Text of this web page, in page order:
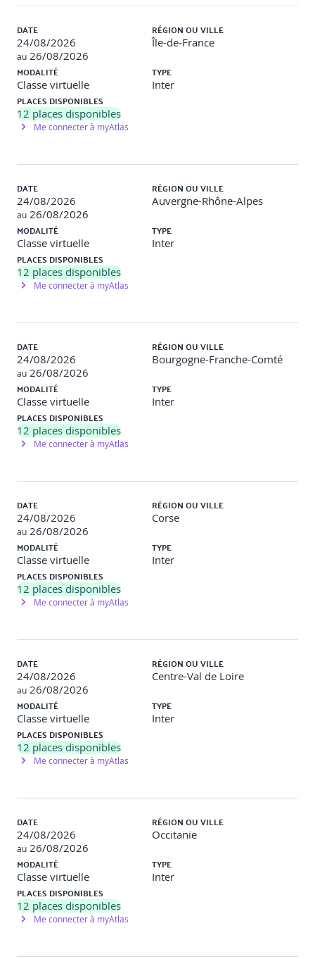
OSINT et Threat Intelligence
Corrélation des données collectées
Recoupement avec des bases de leaks et paste sites
(HaveIBeenPwned, BreachDirectory)
Introduction à Maltego et aux graphes relationnels
efficacement
Atelier pratique
: Créer un graphe relationnel d’une
cible à partir de données collectées.
Automatisation de la collecte avec l’IA et scripts
SpiderFoot HX, recon-ng, 1 TRACE, Maltego)
Utilisation d’IA (LLMs, NLP) pour filtrer, catégoriser et
prioriser des données
Cas pratique avancé : filtrer un dump de données
(CSV/JSON) avec un LLM et générer un tableau
depriorisation
Discussion : limites, biais et sécurité des données confiées
Utiliser des outils d’intelligence artificielle pour
sources ouvertes
Exercice pratique
générer un résumé avec l’IA.
[Jour 3 – Matin]
Intégration de l’OSINT dans un cadre
opérationnel
Rôle de l’OSINT dans un SOC et pour un RSSI
Cas d’usage : investigations internes, Threat Hunting,
veille concurrentielle, gestion de crise(cyberattaque, fuite
de données)
Interopérabilité : intégration OSINT dans un SOC/SIEM/TIP
Exercice pratique
: Rédiger un mini-rapport OSINT à
partir d’une collecte réelle.
DATE
24/08/2026
au 26/08/2026
RÉGION OU VILLE
Île-de-France
MODALITÉ
Classe virtuelle
TYPE
Inter
PLACES DISPONIBLES
12 places disponibles
Me connecter à myAtlas
DATE
24/08/2026
au 26/08/2026
RÉGION OU VILLE
Auvergne-Rhône-Alpes
MODALITÉ
Classe virtuelle
TYPE
Inter
PLACES DISPONIBLES
12 places disponibles
Me connecter à myAtlas
DATE
24/08/2026
au 26/08/2026
RÉGION OU VILLE
Bourgogne-Franche-Comté
MODALITÉ
Classe virtuelle
TYPE
Inter
PLACES DISPONIBLES
12 places disponibles
Me connecter à myAtlas
DATE
24/08/2026
au 26/08/2026
RÉGION OU VILLE
Corse
MODALITÉ
Classe virtuelle
TYPE
Inter
PLACES DISPONIBLES
12 places disponibles
Me connecter à myAtlas
DATE
24/08/2026
au 26/08/2026
RÉGION OU VILLE
Centre-Val de Loire
MODALITÉ
Classe virtuelle
TYPE
Inter
PLACES DISPONIBLES
12 places disponibles
Me connecter à myAtlas
DATE
24/08/2026
au 26/08/2026
RÉGION OU VILLE
Occitanie
MODALITÉ
Classe virtuelle
TYPE
Inter
PLACES DISPONIBLES
12 places disponibles
Me connecter à myAtlas